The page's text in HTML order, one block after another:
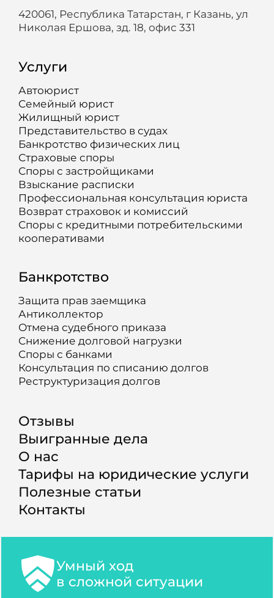
420061, Республика Татарстан, г Казань, ул
Николая Ершова, зд. 18, офис 331
Услуги
Автоюрист
Семейный юрист
Жилищный юрист
Представительство в судах
Банкротство физических лиц
Страховые споры
Споры с застройщиками
Взыскание расписки
Профессиональная консультация юриста
Возврат страховок и комиссий
Споры с кредитными потребительскими
кооперативами
Банкротство
Защита прав заемщика
Антиколлектор
Отмена судебного приказа
Снижение долговой нагрузки
Споры с банками
Консультация по списанию долгов
Реструктуризация долгов
Отзывы
Выигранные дела
О нас
Тарифы на юридические услуги
Полезные статьи
Контакты
Умный ход
в сложной ситуации